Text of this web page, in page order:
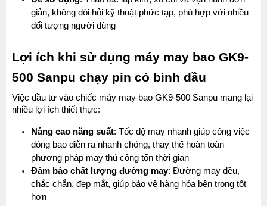
giản, không đòi hỏi kỹ thuật phức tạp, phù hợp với nhiều
đối tượng người dùng
Lợi ích khi sử dụng máy may bao GK9-
500 Sanpu chạy pin có bình dầu
Việc đầu tư vào chiếc máy may bao GK9-500 Sanpu mang lại
nhiều lợi ích thiết thực:
Nâng cao năng suất: Tốc độ may nhanh giúp công việc
đóng bao diễn ra nhanh chóng, thay thế hoàn toàn
phương pháp may thủ công tốn thời gian
Đảm bảo chất lượng đường may: Đường may đều,
chắc chắn, đẹp mắt, giúp bảo vệ hàng hóa bên trong tốt
hơn